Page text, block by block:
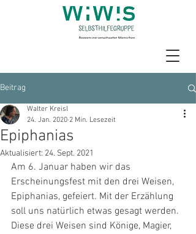
Beitrag
Epiphanias
Walter Kreisl
24. Jan. 2020 2 Min. Lesezeit
Aktualisiert: 24. Sept. 2021
Am 6. Januar haben wir das
Erscheinungsfest mit den drei Weisen,
Epiphanias, gefeiert. Mit der Erzählung
soll uns natürlich etwas gesagt werden.
Diese drei Weisen sind Könige, Magier,